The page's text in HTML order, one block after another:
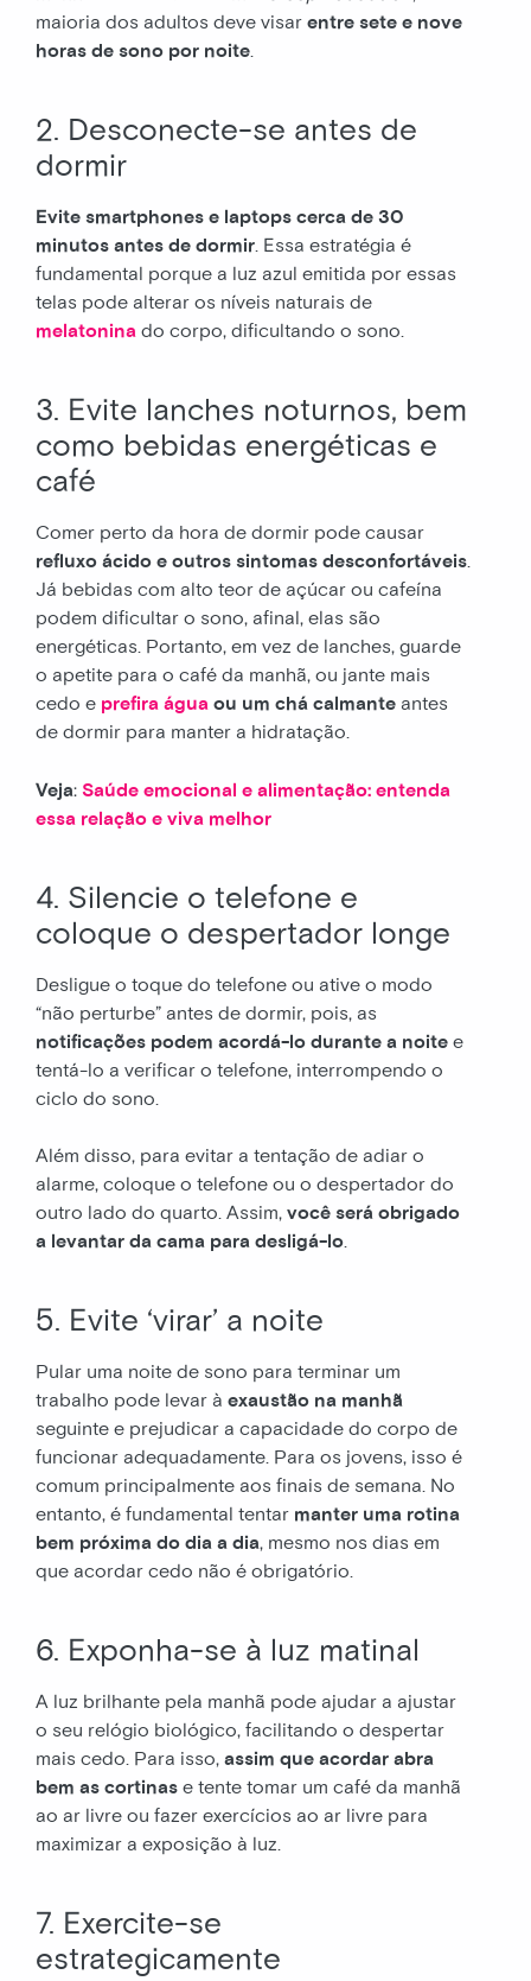
maioria dos adultos deve visar entre sete e nove
horas de sono por noite.
2. Desconecte-se antes de
dormir
Evite smartphones e laptops cerca de 30
minutos antes de dormir. Essa estratégia é
fundamental porque a luz azul emitida por essas
telas pode alterar os níveis naturais de
melatonina do corpo, dificultando o sono.
3. Evite lanches noturnos, bem
como bebidas energéticas e
café
Comer perto da hora de dormir pode causar
refluxo ácido e outros sintomas desconfortáveis.
Já bebidas com alto teor de açúcar ou cafeína
podem dificultar o sono, afinal, elas são
energéticas. Portanto, em vez de lanches, guarde
o apetite para o café da manhã, ou jante mais
cedo e prefira água ou um chá calmante antes
de dormir para manter a hidratação.
Veja: Saúde emocional e alimentação: entenda
essa relação e viva melhor
4. Silencie o telefone e
coloque o despertador longe
Desligue o toque do telefone ou ative o modo
“não perturbe” antes de dormir, pois, as
notificações podem acordá-lo durante a noite e
tentá-lo a verificar o telefone, interrompendo o
ciclo do sono.
Além disso, para evitar a tentação de adiar o
alarme, coloque o telefone ou o despertador do
outro lado do quarto. Assim, você será obrigado
a levantar da cama para desligá-lo.
5. Evite ‘virar’ a noite
Pular uma noite de sono para terminar um
trabalho pode levar à exaustão na manhã
seguinte e prejudicar a capacidade do corpo de
funcionar adequadamente. Para os jovens, isso é
comum principalmente aos finais de semana. No
entanto, é fundamental tentar manter uma rotina
bem próxima do dia a dia, mesmo nos dias em
que acordar cedo não é obrigatório.
6. Exponha-se à luz matinal
A luz brilhante pela manhã pode ajudar a ajustar
o seu relógio biológico, facilitando o despertar
mais cedo. Para isso, assim que acordar abra
bem as cortinas e tente tomar um café da manhã
ao ar livre ou fazer exercícios ao ar livre para
maximizar a exposição à luz.
7. Exercite-se
estrategicamente